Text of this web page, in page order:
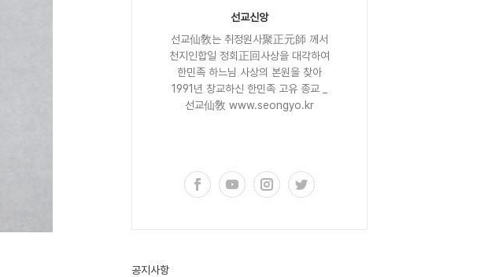
선교신앙
선교仙敎는 취정원사聚正元師 께서
천지인합일 정회正回사상을 대각하여
한민족 하느님 사상의 본원을 찾아
1991년 창교하신 한민족 고유 종교 _
선교仙敎 www.seongyo.kr
공지사항